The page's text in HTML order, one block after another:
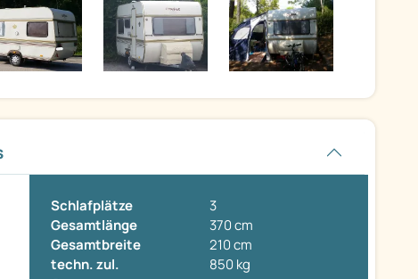
Schlafplätze
3
Gesamtlänge
370 cm
Gesamtbreite
210 cm
techn. zul.
850 kg